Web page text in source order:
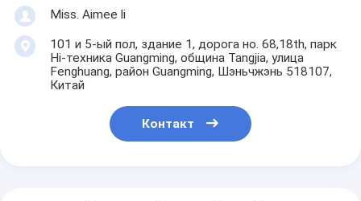
Miss. Aimee li
101 и 5-ый пол, здание 1, дорога но. 68,18th, парк
Hi-техника Guangming, община Tangjia, улица
Fenghuang, район Guangming, Шэньчжэнь 518107,
Китай
Контакт